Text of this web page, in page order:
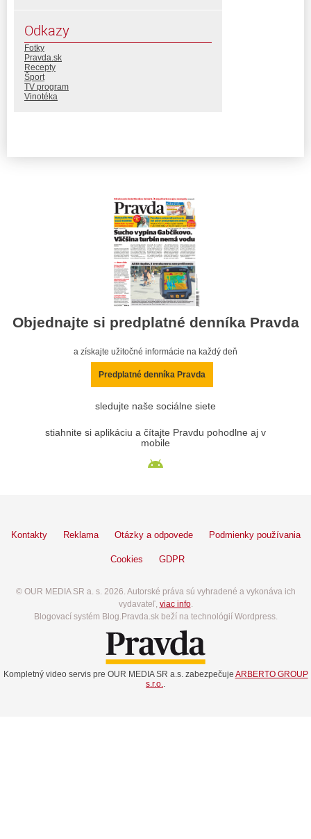
Odkazy
Fotky
Pravda.sk
Recepty
Šport
TV program
Vinotéka
Objednajte si predplatné denníka Pravda
a získajte užitočné informácie na každý deň
Predplatné denníka Pravda
sledujte naše sociálne siete
stiahnite si aplikáciu a čítajte Pravdu pohodlne aj v
mobile
Kontakty Reklama Otázky a odpovede Podmienky používania
Cookies GDPR
© OUR MEDIA SR a. s. 2026. Autorské práva sú vyhradené a vykonáva ich
vydavateľ, viac info.
Blogovací systém Blog.Pravda.sk beží na technológií Wordpress.
Kompletný video servis pre OUR MEDIA SR a.s. zabezpečuje ARBERTO GROUP
s.r.o..